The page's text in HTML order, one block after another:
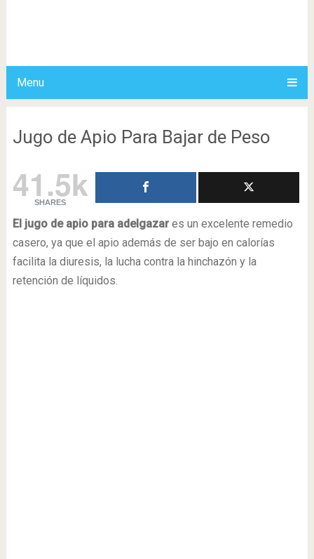
Menu
Jugo de Apio Para Bajar de Peso
41.5k
SHARES
El jugo de apio para adelgazares un excelente remedio
casero, ya que el apio además de ser bajo en calorías
facilita la diuresis, la lucha contra la hinchazón y la
retención de líquidos.